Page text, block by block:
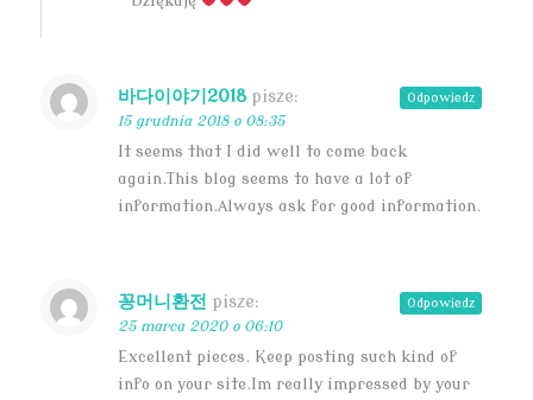
바다이야기2018 pisze:
15 grudnia 2018 o 08:35
It seems that I did well to come back
again.This blog seems to have a lot of
information.Always ask for good information.
Odpowiedz
꽁머니환전 pisze:
25 marca 2020 o 06:10
Excellent pieces. Keep posting such kind of
info on your site.Im really impressed by your
Odpowiedz